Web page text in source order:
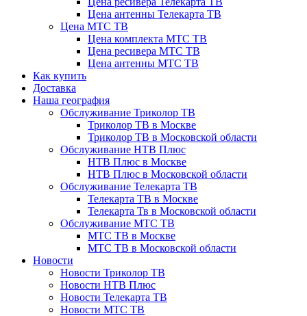
Цена антенны Телекарта ТВ
Цена МТС ТВ
Цена комплекта МТС ТВ
Цена ресивера МТС ТВ
Цена антенны МТС ТВ
Как купить
Доставка
Наша география
Обслуживание Триколор ТВ
Триколор ТВ в Москве
Триколор ТВ в Московской области
Обслуживание НТВ Плюс
НТВ Плюс в Москве
НТВ Плюс в Московской области
Обслуживание Телекарта ТВ
Телекарта ТВ в Москве
Телекарта Тв в Московской области
Обслуживание МТС ТВ
МТС ТВ в Москве
МТС ТВ в Московской области
Новости
Новости Триколор ТВ
Новости НТВ Плюс
Новости Телекарта ТВ
Новости МТС ТВ